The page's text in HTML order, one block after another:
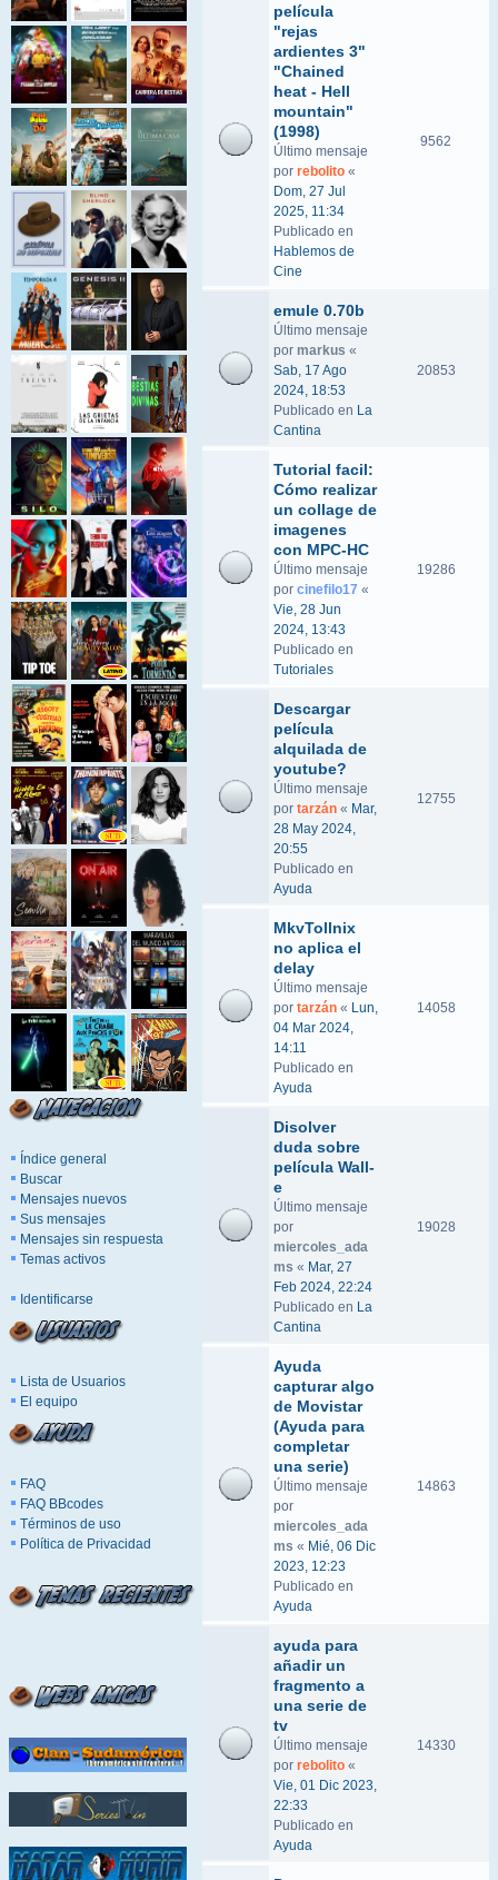
Índice general
Buscar
Mensajes nuevos
Sus mensajes
Mensajes sin respuesta
Temas activos
Identificarse
Lista de Usuarios
El equipo
FAQ
FAQ BBcodes
Términos de uso
Política de Privacidad
película
"rejas
ardientes 3"
"Chained
heat - Hell
mountain"
(1998)
Último mensaje
por rebolito «
Dom, 27 Jul
2025, 11:34
Publicado en
Hablemos de
Cine
9562
emule 0.70b
Último mensaje
por markus «
Sab, 17 Ago
2024, 18:53
Publicado en La
Cantina
20853
Tutorial facil:
Cómo realizar
un collage de
imagenes
con MPC-HC
Último mensaje
por cinefilo17 «
Vie, 28 Jun
2024, 13:43
Publicado en
Tutoriales
19286
Descargar
película
alquilada de
youtube?
Último mensaje
por tarzán « Mar,
28 May 2024,
20:55
Publicado en
Ayuda
12755
MkvTollnix
no aplica el
delay
Último mensaje
por tarzán « Lun,
04 Mar 2024,
14:11
Publicado en
Ayuda
14058
Disolver
duda sobre
película Wall-
e
Último mensaje
por
miercoles_ada
ms « Mar, 27
Feb 2024, 22:24
Publicado en La
Cantina
19028
Ayuda
capturar algo
de Movistar
(Ayuda para
completar
una serie)
Último mensaje
por
miercoles_ada
ms « Mié, 06 Dic
2023, 12:23
Publicado en
Ayuda
14863
ayuda para
añadir un
fragmento a
una serie de
tv
Último mensaje
por rebolito «
Vie, 01 Dic 2023,
22:33
Publicado en
Ayuda
14330